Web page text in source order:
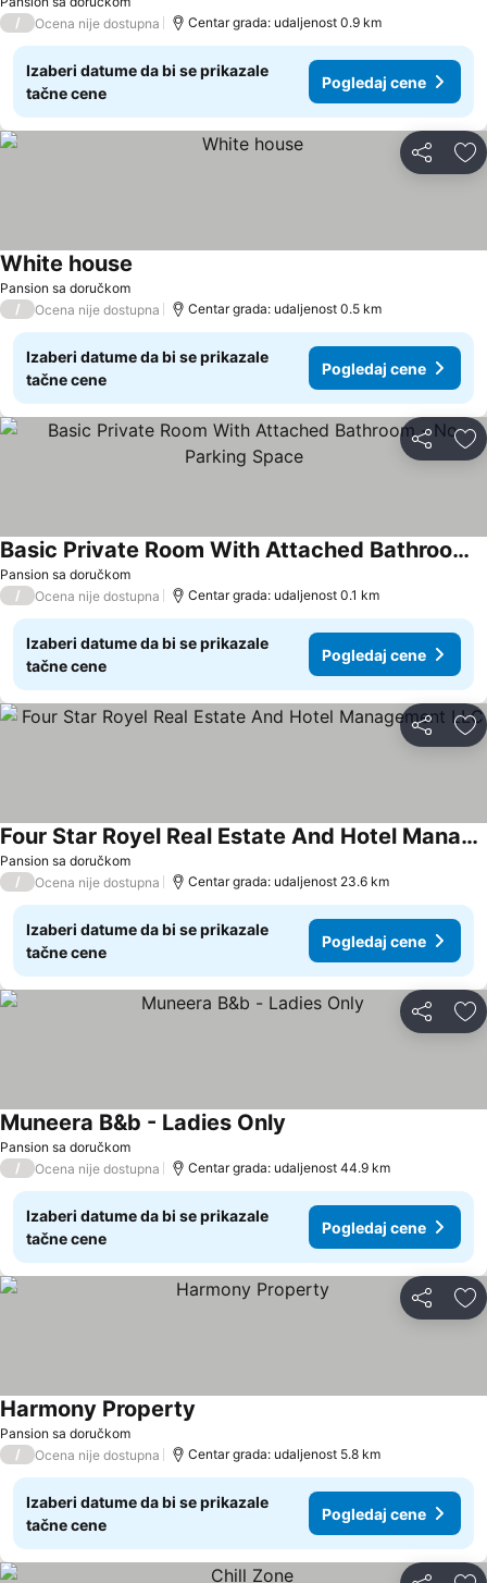
/ Ocena nije dostupna Centar grada: udaljenost 0.9 km
Izaberi datume da bi se prikazale
tačne cene
Pogledaj cene
Deli
Pansion sa doručkom
White house
/ Ocena nije dostupna Centar grada: udaljenost 0.5 km
Izaberi datume da bi se prikazale
tačne cene
Pogledaj cene
Deli
Pansion sa doručkom
Basic Private Room With Attached Bathroom - No Parking Space
Pogledaj cene
/ Ocena nije dostupna Centar grada: udaljenost 0.1 km
Izaberi datume da bi se prikazale
tačne cene
Pogledaj cene
Deli
Pansion sa doručkom
Four Star Royel Real Estate And Hotel Management LLC
Pogledaj cene
/ Ocena nije dostupna Centar grada: udaljenost 23.6 km
Izaberi datume da bi se prikazale
tačne cene
Pogledaj cene
Deli
Pansion sa doručkom
Muneera B&b - Ladies Only
/ Ocena nije dostupna Centar grada: udaljenost 44.9 km
Izaberi datume da bi se prikazale
tačne cene
Pogledaj cene
Deli
Pansion sa doručkom
Harmony Property
/ Ocena nije dostupna Centar grada: udaljenost 5.8 km
Izaberi datume da bi se prikazale
tačne cene
Pogledaj cene